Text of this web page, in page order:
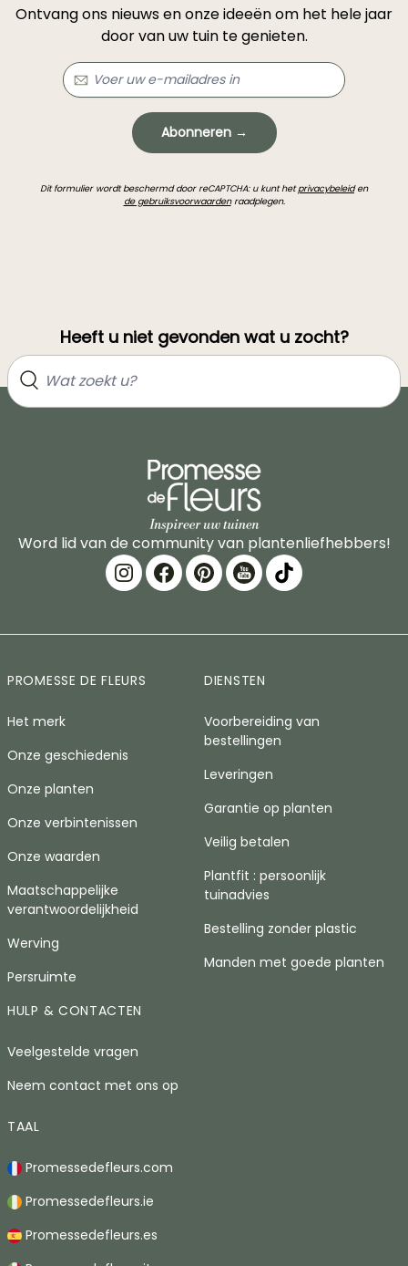
Ontvang ons nieuws en onze ideeën om het hele jaar
door van uw tuin te genieten.
Abonneren →
Dit formulier wordt beschermd door reCAPTCHA: u kunt hetprivacybeleiden
de gebruiksvoorwaardenraadplegen.
Heeft u niet gevonden wat u zocht?
Word lid van de community van plantenliefhebbers!
PROMESSE DE FLEURS
Het merk
Onze geschiedenis
Onze planten
Onze verbintenissen
Onze waarden
Maatschappelijke
verantwoordelijkheid
Werving
Persruimte
DIENSTEN
Voorbereiding van
bestellingen
Leveringen
Garantie op planten
Veilig betalen
Plantfit : persoonlijk
tuinadvies
Bestelling zonder plastic
Manden met goede planten
HULP & CONTACTEN
Veelgestelde vragen
Neem contact met ons op
TAAL
Promessedefleurs.com
Promessedefleurs.ie
Promessedefleurs.es